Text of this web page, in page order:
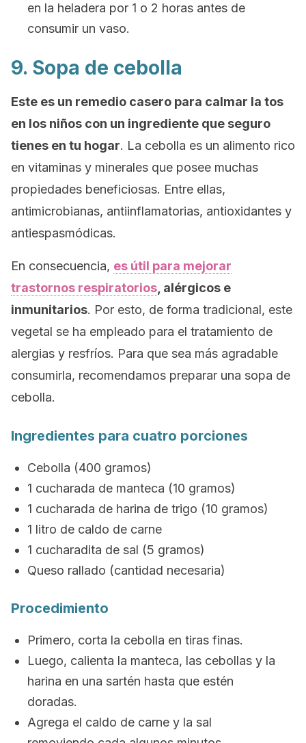
en la heladera por 1 o 2 horas antes de
consumir un vaso.
9. Sopa de cebolla
Este es un remedio casero para calmar la tos
en los niños con un ingrediente que seguro
tienes en tu hogar. La cebolla es un alimento rico
en vitaminas y minerales que posee muchas
propiedades beneficiosas. Entre ellas,
antimicrobianas, antiinflamatorias, antioxidantes y
antiespasmódicas.
En consecuencia, es útil para mejorar
trastornos respiratorios , alérgicos e
inmunitarios. Por esto, de forma tradicional, este
vegetal se ha empleado para el tratamiento de
alergias y resfríos. Para que sea más agradable
consumirla, recomendamos preparar una sopa de
cebolla.
Ingredientes para cuatro porciones
Cebolla (400 gramos)
1 cucharada de manteca (10 gramos)
1 cucharada de harina de trigo (10 gramos)
1 litro de caldo de carne
1 cucharadita de sal (5 gramos)
Queso rallado (cantidad necesaria)
Procedimiento
Primero, corta la cebolla en tiras finas.
Luego, calienta la manteca, las cebollas y la
harina en una sartén hasta que estén
doradas.
Agrega el caldo de carne y la sal